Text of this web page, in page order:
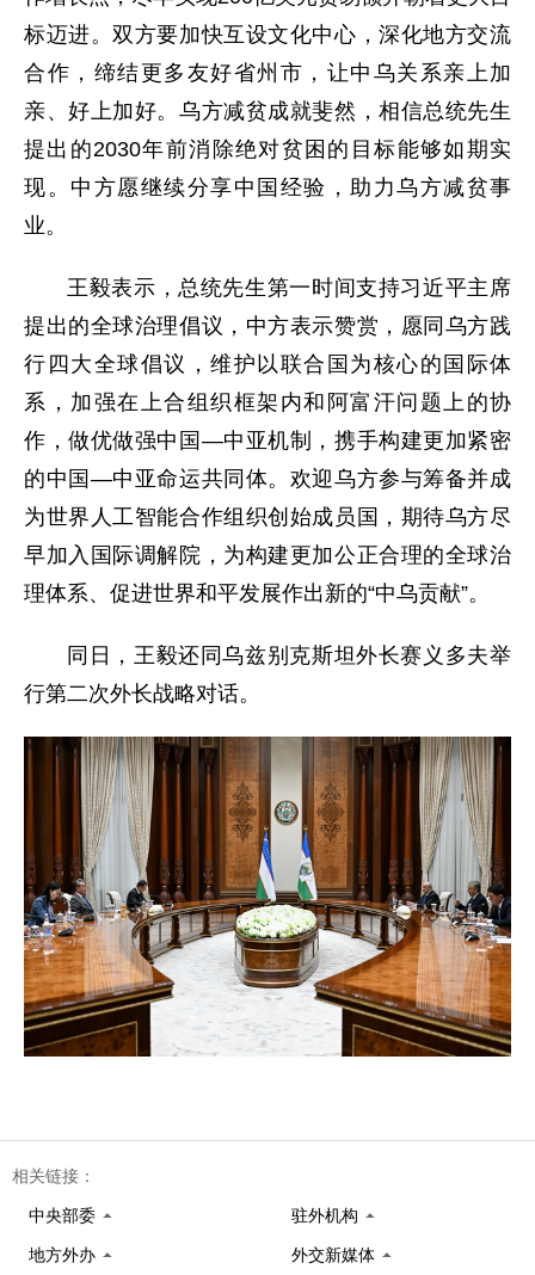
标迈进。双方要加快互设文化中心，深化地方交流
合作，缔结更多友好省州市，让中乌关系亲上加
亲、好上加好。乌方减贫成就斐然，相信总统先生
提出的2030年前消除绝对贫困的目标能够如期实
现。中方愿继续分享中国经验，助力乌方减贫事
业。
王毅表示，总统先生第一时间支持习近平主席
提出的全球治理倡议，中方表示赞赏，愿同乌方践
行四大全球倡议，维护以联合国为核心的国际体
系，加强在上合组织框架内和阿富汗问题上的协
作，做优做强中国—中亚机制，携手构建更加紧密
的中国—中亚命运共同体。欢迎乌方参与筹备并成
为世界人工智能合作组织创始成员国，期待乌方尽
早加入国际调解院，为构建更加公正合理的全球治
理体系、促进世界和平发展作出新的“中乌贡献”。
同日，王毅还同乌兹别克斯坦外长赛义多夫举
行第二次外长战略对话。
相关链接：
中央部委 驻外机构
地方外办 外交新媒体